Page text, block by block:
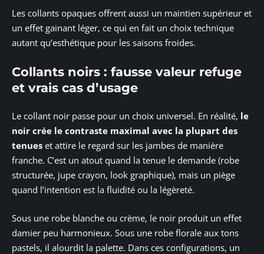
Les collants opaques offrent aussi un maintien supérieur et
un effet gainant léger, ce qui en fait un choix technique
autant qu’esthétique pour les saisons froides.
Collants noirs : fausse valeur refuge
et vrais cas d’usage
Le collant noir passe pour un choix universel. En réalité, le
noir crée le contraste maximal avec la plupart des
tenues et attire le regard sur les jambes de manière
franche. C’est un atout quand la tenue le demande (robe
structurée, jupe crayon, look graphique), mais un piège
quand l’intention est la fluidité ou la légèreté.
Sous une robe blanche ou crème, le noir produit un effet
damier peu harmonieux. Sous une robe florale aux tons
pastels, il alourdit la palette. Dans ces configurations, un